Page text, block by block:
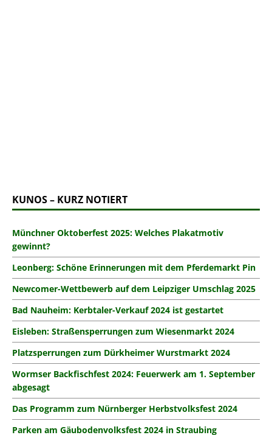
KUNOS – KURZ NOTIERT
Münchner Oktoberfest 2025: Welches Plakatmotiv
gewinnt?
Leonberg: Schöne Erinnerungen mit dem Pferdemarkt Pin
Newcomer-Wettbewerb auf dem Leipziger Umschlag 2025
Bad Nauheim: Kerbtaler-Verkauf 2024 ist gestartet
Eisleben: Straßensperrungen zum Wiesenmarkt 2024
Platzsperrungen zum Dürkheimer Wurstmarkt 2024
Wormser Backfischfest 2024: Feuerwerk am 1. September
abgesagt
Das Programm zum Nürnberger Herbstvolksfest 2024
Parken am Gäubodenvolksfest 2024 in Straubing